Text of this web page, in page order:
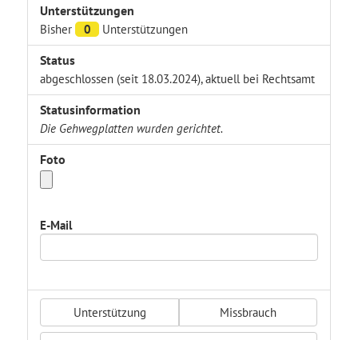
Unterstützungen
Bisher 0 Unterstützungen
Status
abgeschlossen (seit 18.03.2024), aktuell bei Rechtsamt
Statusinformation
Die Gehwegplatten wurden gerichtet.
Foto
E-Mail
Unterstützung Missbrauch